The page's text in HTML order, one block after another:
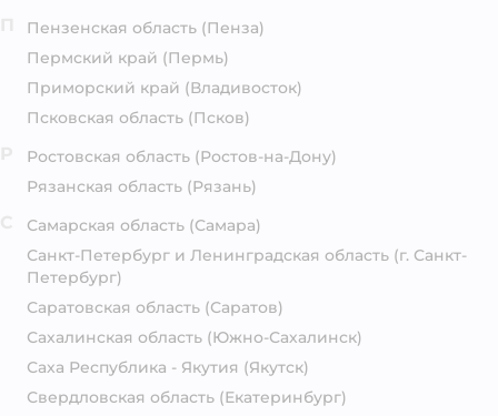
Пензенская область (Пенза)
Пермский край (Пермь)
Приморский край (Владивосток)
Псковская область (Псков)
Ростовская область (Ростов-на-Дону)
Рязанская область (Рязань)
Самарская область (Самара)
Санкт-Петербург и Ленинградская область (г. Санкт-
Петербург)
Саратовская область (Саратов)
Сахалинская область (Южно-Сахалинск)
Саха Республика - Якутия (Якутск)
Свердловская область (Екатеринбург)